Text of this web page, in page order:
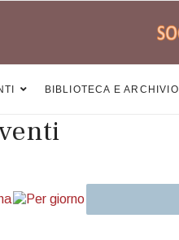
BIBLIOTECA E ARCHIVIO